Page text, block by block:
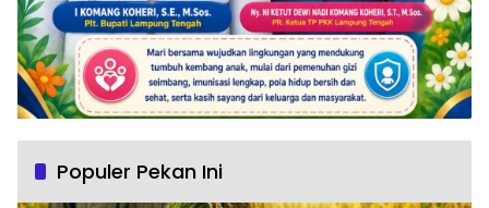
Populer Pekan Ini